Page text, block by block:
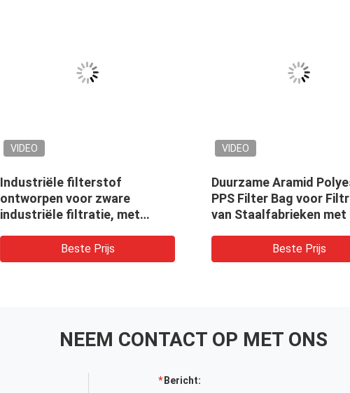
VIDEO
Industriële filterstof
ontworpen voor zware
industriële filtratie, met
Beste Prijs
VIDEO
Duurzame Aramid
PPS Filter Bag voor
van Staalfabrieken met
Beste Prijs
NEEM CONTACT OP MET ONS
Bericht: